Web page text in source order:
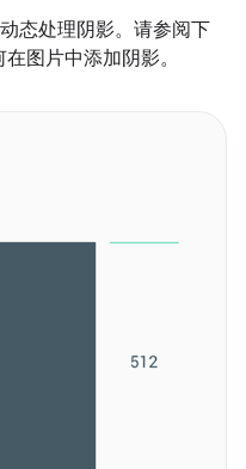
态处理阴影。请参阅下
图片中添加阴影。